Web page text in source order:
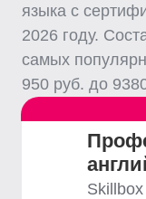
языка с
2026 году.
самых
950 руб. до
Skillbox